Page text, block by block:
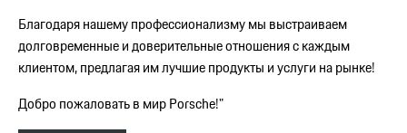
Благодаря нашему профессионализму мы выстраиваем
долговременные и доверительные отношения с каждым
клиентом, предлагая им лучшие продукты и услуги на рынке!
Добро пожаловать в мир Porsche!"